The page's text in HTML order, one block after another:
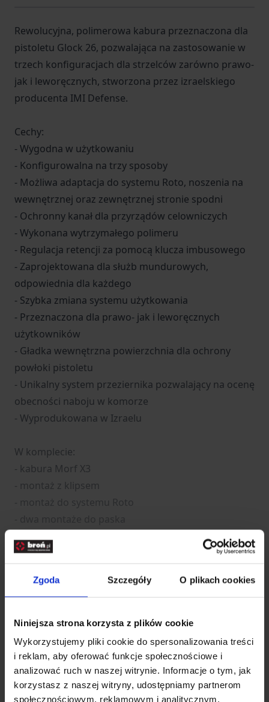
Zgoda Szczegóły O plikach cookies
Niniejsza strona korzysta z plików cookie
Wykorzystujemy pliki cookie do spersonalizowania treści
i reklam, aby oferować funkcje społecznościowe i
analizować ruch w naszej witrynie. Informacje o tym, jak
korzystasz z naszej witryny, udostępniamy partnerom
społecznościowym, reklamowym i analitycznym.
paska - sześć pinów - klucz imbusowy Dane
techniczne: - masa kabury bez montaży: 58 g -
wymiary: 11 x 5.5 x 15 cm - kolor: czarny
Rewolucyjna, polimerowa kabura przeznaczona dla
pistoletu Glock 26, pozwalająca na zastosowanie w
trzech konfiguracjach dla strzelców zarówno prawo-
jak i leworęcznych, stworzona przez izraelskiego
producenta IMI Defense.
Cechy:
- Wygodna w użytkowaniu
- Konfigurowalna na trzy sposoby
- Możliwa adaptacja do systemu Roto, noszenia na
wewnętrznej oraz zewnętrznej stronie spodni
- Ochronny kanał dla przyrządów celowniczych
- Wykonana wytrzymałego polimeru
- Regulacja retencji za pomocą klucza imbusowego
- Zaprojektowana dla służb mundurowych,
odpowiednia dla każdego
- Szybka zmiana systemu użytkowania
- Przeznaczona dla prawo- jak i leworęcznych
użytkowników
- Gładka wewnętrzna powierzchnia dla ochrony
powłoki pistoletu
- Unikalny system przeziernika pozwalający na ocenę
obecności naboju w komorze
- Wyprodukowana w Izraelu
W komplecie:
- kabura Morf X3
- montaż z klipsem
- klucz imbusowy
Dane techniczne:
- wymiary: 11 x 5.5 x 15 cm
- kolor: czarny
Rozwiń opis